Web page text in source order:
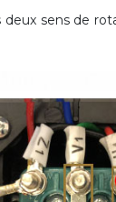
sens de